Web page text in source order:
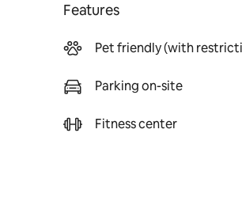
Features
Pet friendly (with
Parking on-site
Fitness center